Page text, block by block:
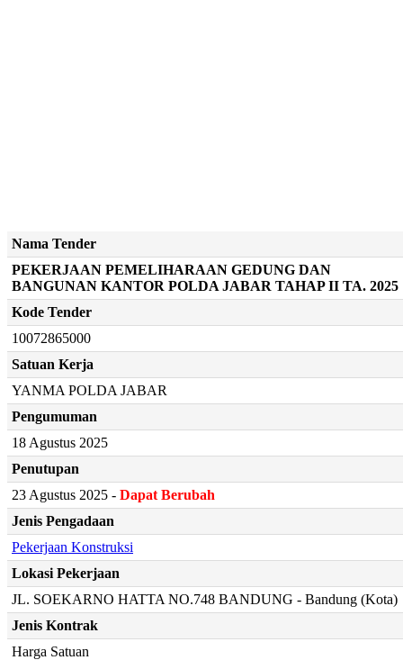
Nama Tender
PEKERJAAN PEMELIHARAAN GEDUNG DAN
BANGUNAN KANTOR POLDA JABAR TAHAP II TA. 2025
Kode Tender
10072865000
Satuan Kerja
YANMA POLDA JABAR
Pengumuman
18 Agustus 2025
Penutupan
23 Agustus 2025 - Dapat Berubah
Jenis Pengadaan
Pekerjaan Konstruksi
Lokasi Pekerjaan
JL. SOEKARNO HATTA NO.748 BANDUNG - Bandung (Kota)
Jenis Kontrak
Harga Satuan